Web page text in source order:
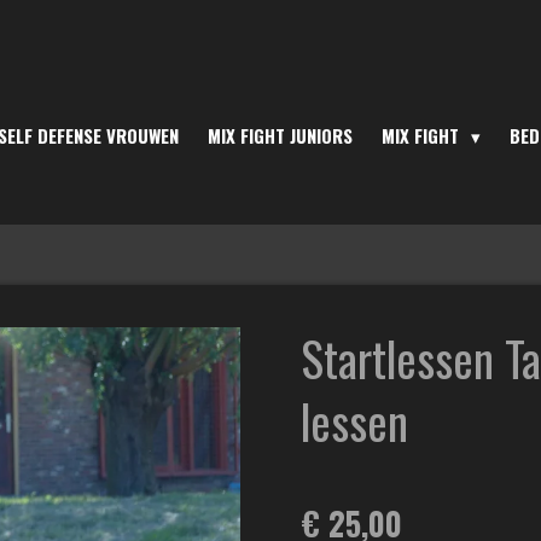
SELF DEFENSE VROUWEN MIX FIGHT JUNIORS MIX FIGHT
Startlessen
lessen
€ 25,00